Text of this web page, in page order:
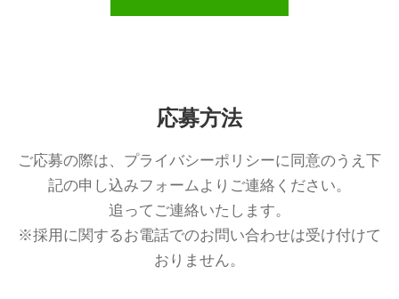
応募方法
ご応募の際は、プライバシーポリシーに同意のうえ下
記の申し込みフォームよりご連絡ください。
追ってご連絡いたします。
※採用に関するお電話でのお問い合わせは受け付けて
おりません。